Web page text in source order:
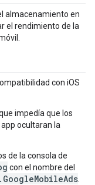
almacenamiento en
el rendimiento de la
con iOS
impedía que los
ocultaran la
de la consola de
con el nombre del